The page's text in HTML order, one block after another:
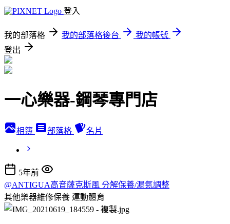
登入
我的部落格 我的部落格後台
我的帳號
登出
一心樂器-鋼琴專門店
相簿 部落格 名片
5年前
@ANTIGUA高音薩克斯風 分解保養/漏氣調整
其他樂器維修保養 運動體育